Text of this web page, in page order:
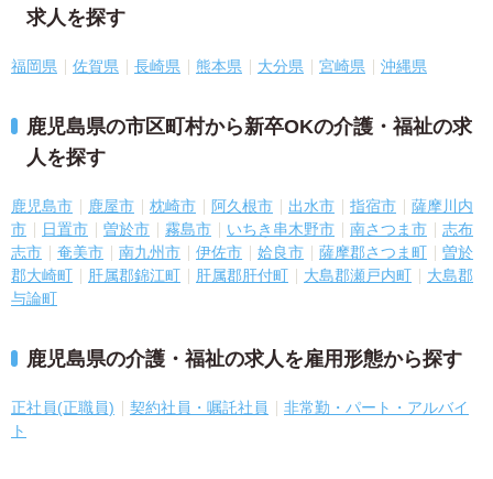
求人を探す
福岡県 佐賀県 長崎県 熊本県 大分県 宮崎県 沖縄県
鹿児島県の市区町村から新卒OKの介護・福祉の求
人を探す
鹿児島市 鹿屋市 枕崎市 阿久根市 出水市 指宿市
薩摩川内
市
日置市 曽於市 霧島市 いちき串木野市 南さつま市
志布
志市
奄美市 南九州市 伊佐市 姶良市 薩摩郡さつま町
曽於
郡大崎町
肝属郡錦江町 肝属郡肝付町 大島郡瀬戸内町
大島郡
与論町
鹿児島県の介護・福祉の求人を雇用形態から探す
正社員(正職員) 契約社員・嘱託社員
非常勤・パート・アルバイ
ト